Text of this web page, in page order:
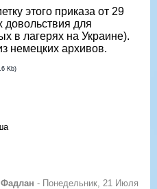
этого приказа от 29
довольствия для
в лагерях на Украине).
немецких архивов.
Kb)
Фадлан - Понедельник, 21 Июля